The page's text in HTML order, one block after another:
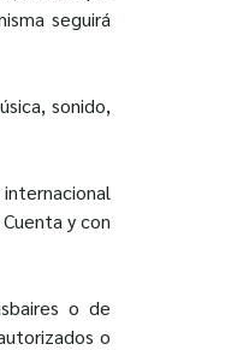
seguirá
sonido,
y con
o de
o